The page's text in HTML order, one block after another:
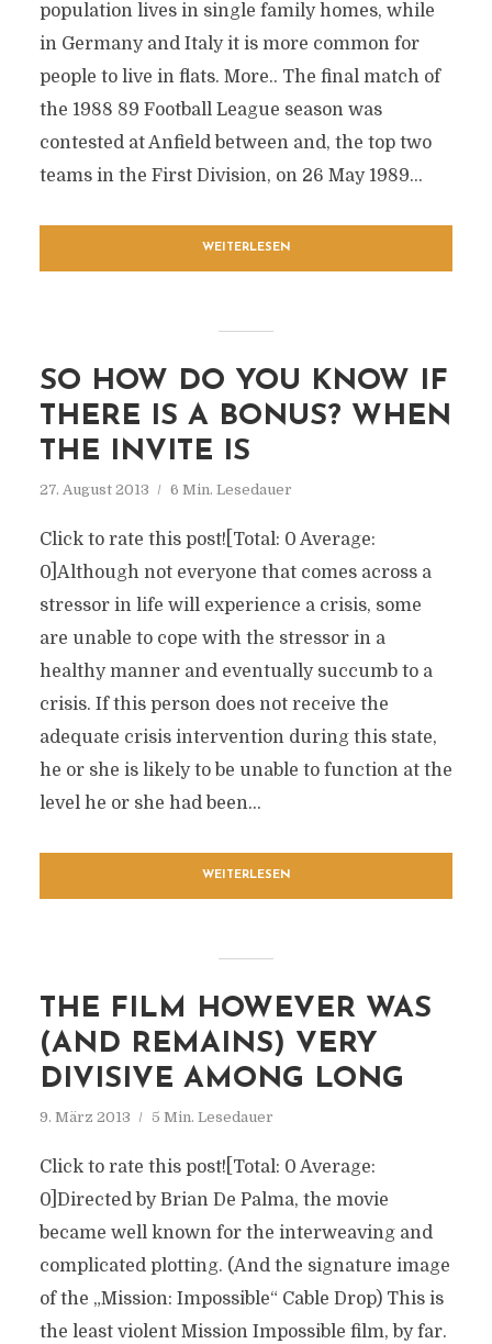
population lives in single family homes, while
in Germany and Italy it is more common for
people to live in flats. More.. The final match of
the 1988 89 Football League season was
contested at Anfield between and, the top two
teams in the First Division, on 26 May 1989...
WEITERLESEN
SO HOW DO YOU KNOW IF
THERE IS A BONUS? WHEN
THE INVITE IS
27. August 2013 6 Min. Lesedauer
Click to rate this post![Total: 0 Average:
0]Although not everyone that comes across a
stressor in life will experience a crisis, some
are unable to cope with the stressor in a
healthy manner and eventually succumb to a
crisis. If this person does not receive the
adequate crisis intervention during this state,
he or she is likely to be unable to function at the
level he or she had been...
WEITERLESEN
THE FILM HOWEVER WAS
(AND REMAINS) VERY
DIVISIVE AMONG LONG
9. März 2013 5 Min. Lesedauer
Click to rate this post![Total: 0 Average:
0]Directed by Brian De Palma, the movie
became well known for the interweaving and
complicated plotting. (And the signature image
of the „Mission: Impossible“ Cable Drop) This is
the least violent Mission Impossible film, by far.